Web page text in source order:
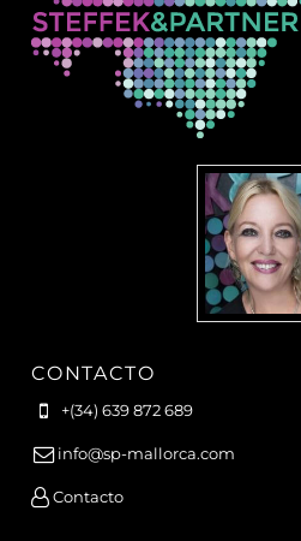
CONTACTO
+(34) 639 872 689
info@sp-mallorca.com
Contacto